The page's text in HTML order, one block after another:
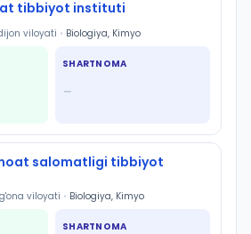
tibbiyot instituti
viloyati • Biologiya, Kimyo
SHARTNOMA
—
salomatligi tibbiyot
viloyati • Biologiya, Kimyo
SHARTNOMA